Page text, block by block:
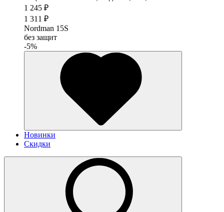
1 245 ₽
1 311 ₽
Nordman 15S
без защит
-5%
Новинки
Скидки